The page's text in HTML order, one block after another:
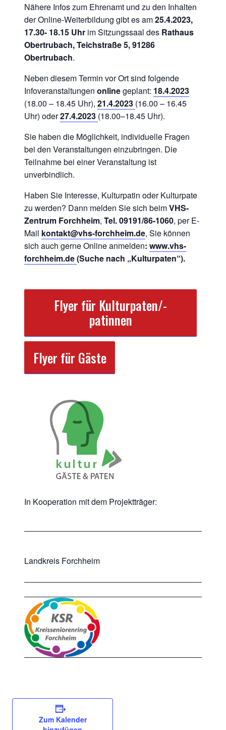
Nähere Infos zum Ehrenamt und zu den Inhalten
der Online-Weiterbildung gibt es am25.4.2023,
17.30- 18.15 Uhr im Sitzungssaal des Rathaus
Obertrubach, Teichstraße 5, 91286
Obertrubach.
Neben diesem Termin vor Ort sind folgende
Infoveranstaltungen onlinegeplant: 18.4.2023
(18.00 – 18.45 Uhr), 21.4.2023 (16.00 – 16.45
Uhr) oder27.4.2023 (18.00–18.45 Uhr).
Sie haben die Möglichkeit, individuelle Fragen
bei den Veranstaltungen einzubringen. Die
Teilnahme bei einer Veranstaltung ist
unverbindlich.
Haben Sie Interesse, Kulturpatin oder Kulturpate
zu werden? Dann melden Sie sich beimVHS-
Zentrum Forchheim, Tel. 09191/86-1060, per E-
Mail kontakt@vhs-forchheim.de, Sie können
sich auch gerne Online anmelden: www.vhs-
forchheim.de(Suche nach „Kulturpaten“).
Flyer für Kulturpaten/-
patinnen
Flyer für Gäste
In Kooperation mit dem Projektträger:
Landkreis Forchheim
Zum Kalender